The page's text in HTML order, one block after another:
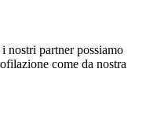
nostri partner possiamo
come da nostra